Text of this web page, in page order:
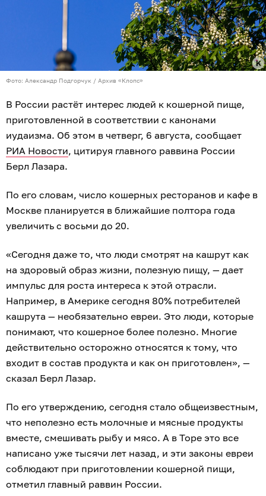
Фото: Александр Подгорчук / Архив «Клопс»
В России растёт интерес людей к кошерной пище,
приготовленной в соответствии с канонами
иудаизма. Об этом в четверг, 6 августа, сообщает
РИА Новости, цитируя главного раввина России
Берл Лазара.
По его словам, число кошерных ресторанов и кафе в
Москве планируется в ближайшие полтора года
увеличить с восьми до 20.
«Сегодня даже то, что люди смотрят на кашрут как
на здоровый образ жизни, полезную пищу, — дает
импульс для роста интереса к этой отрасли.
Например, в Америке сегодня 80% потребителей
кашрута — необязательно евреи. Это люди, которые
понимают, что кошерное более полезно. Многие
действительно осторожно относятся к тому, что
входит в состав продукта и как он приготовлен», —
сказал Берл Лазар.
По его утверждению, сегодня стало общеизвестным,
что неполезно есть молочные и мясные продукты
вместе, смешивать рыбу и мясо. А в Торе это все
написано уже тысячи лет назад, и эти законы евреи
соблюдают при приготовлении кошерной пищи,
отметил главный раввин России.